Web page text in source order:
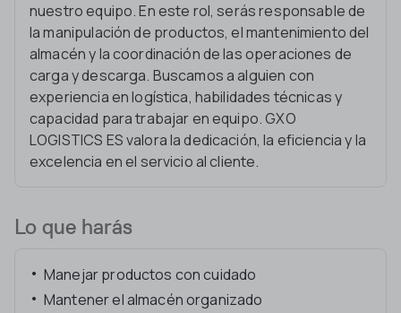
nuestro equipo. En este rol, serás responsable de
la manipulación de productos, el mantenimiento del
almacén y la coordinación de las operaciones de
carga y descarga. Buscamos a alguien con
experiencia en logística, habilidades técnicas y
capacidad para trabajar en equipo. GXO
LOGISTICS ES valora la dedicación, la eficiencia y la
excelencia en el servicio al cliente.
Lo que harás
Manejar productos con cuidado
Mantener el almacén organizado